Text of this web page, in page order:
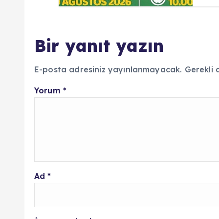
Bir yanıt yazın
E-posta adresiniz yayınlanmayacak. Gerekli
Yorum *
Ad*